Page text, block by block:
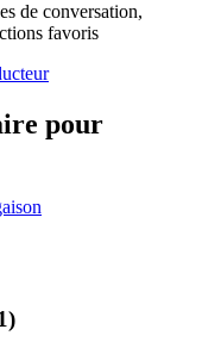
de conversation,
favoris
pour